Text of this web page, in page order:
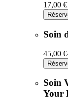
17,00 €
Soin
45,00 €
Soin
Your